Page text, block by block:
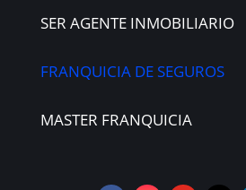
SER AGENTE INMOBILIARIO
FRANQUICIA DE SEGUROS
MASTER FRANQUICIA